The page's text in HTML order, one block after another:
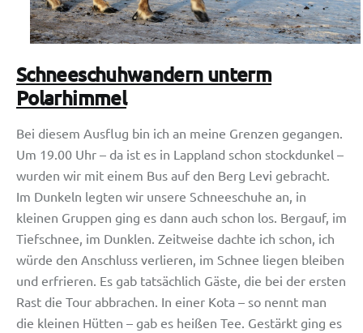
Schneeschuhwandern unterm
Polarhimmel
Bei diesem Ausflug bin ich an meine Grenzen gegangen.
Um 19.00 Uhr – da ist es in Lappland schon stockdunkel –
wurden wir mit einem Bus auf den Berg Levi gebracht.
Im Dunkeln legten wir unsere Schneeschuhe an, in
kleinen Gruppen ging es dann auch schon los. Bergauf, im
Tiefschnee, im Dunklen. Zeitweise dachte ich schon, ich
würde den Anschluss verlieren, im Schnee liegen bleiben
und erfrieren. Es gab tatsächlich Gäste, die bei der ersten
Rast die Tour abbrachen. In einer Kota – so nennt man
die kleinen Hütten – gab es heißen Tee. Gestärkt ging es